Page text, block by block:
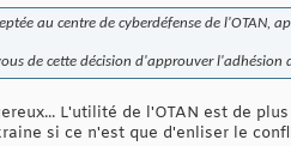
au centre de cyberdéfense de l'OTAN,
de cette décision d'approuver l'adhésion
L'utilité de l'OTAN est de
si ce n'est que d'enliser le